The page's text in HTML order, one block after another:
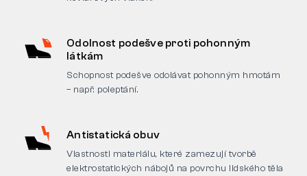
Odolnost podešve proti pohonným
látkám
Schopnost podešve odolávat pohonným hmotám
– např. poleptání.
Antistatická obuv
Vlastnosti materiálu, které zamezují tvorbě
elektrostatických nábojů na povrchu lidského těla